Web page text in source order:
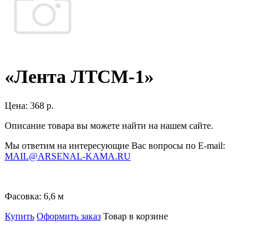
«Лента ЛТСМ-1»
Цена: 368 р.
Описание товара вы можете найти на нашем сайте.
Мы ответим на интересующие Вас вопросы по E-mail:
MAIL@ARSENAL-KAMA.RU
Фасовка: 6,6 м
Купить Оформить заказ Товар в корзине